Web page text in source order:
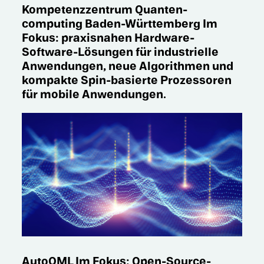
Kompe­tenz­zen­trum Quanten­
computing Baden-Württem­berg Im
Fokus: praxis­na­hen Hardware-
Software-Lösun­gen für indus­tri­elle
Anwen­dun­gen, neue Algorith­men und
kompakte Spin-basierte Prozes­so­ren
für mobile Anwendungen.